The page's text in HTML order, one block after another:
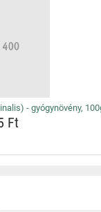
- gyógynövény,
Ft